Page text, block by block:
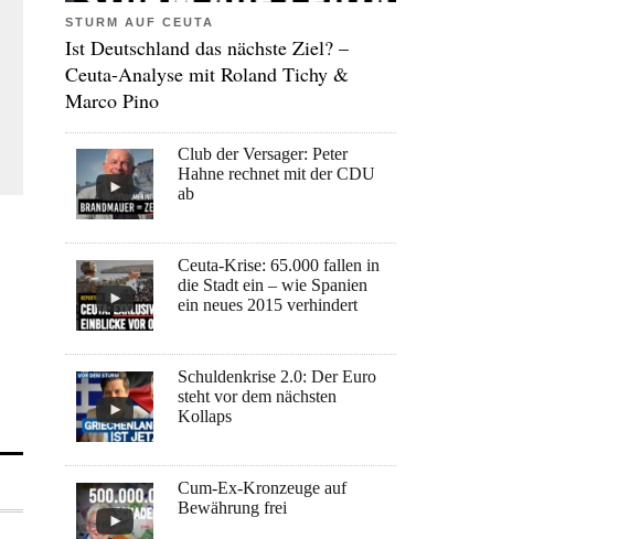
STURM AUF CEUTA
Ist Deutschland das nächste Ziel? –
Ceuta-Analyse mit Roland Tichy &
Marco Pino
Club der Versager: Peter
Hahne rechnet mit der CDU
ab
Ceuta-Krise: 65.000 fallen in
die Stadt ein – wie Spanien
ein neues 2015 verhindert
Schuldenkrise 2.0: Der Euro
steht vor dem nächsten
Kollaps
Cum-Ex-Kronzeuge auf
Bewährung frei